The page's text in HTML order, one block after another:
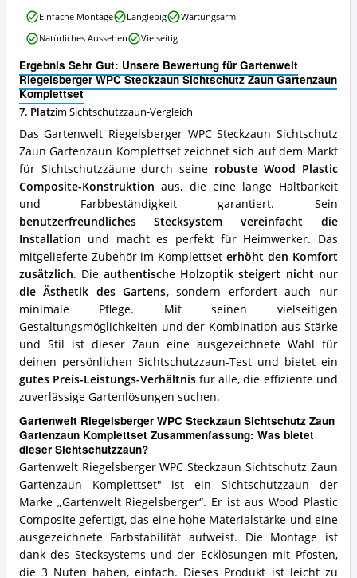
dieser
Sichtschutzzaun
erhältlich?
Ergebnis Sehr Gut: Unsere Bewertung für Gartenwelt
Riegelsberger WPC Steckzaun Sichtschutz Zaun Gartenzaun
Komplettset
7. Platzim Sichtschutzzaun-Vergleich
Das Gartenwelt Riegelsberger WPC Steckzaun Sichtschutz
Zaun Gartenzaun Komplettset zeichnet sich auf dem Markt
für Sichtschutzzäune durch seine robuste Wood Plastic
Composite-Konstruktion aus, die eine lange Haltbarkeit
und Farbbeständigkeit garantiert. Sein
benutzerfreundliches Stecksystem vereinfacht die
Installation und macht es perfekt für Heimwerker. Das
mitgelieferte Zubehör im Komplettseterhöht den Komfort
zusätzlich. Dieauthentische Holzoptik steigert nicht nur
die Ästhetik des Gartens, sondern erfordert auch nur
minimale Pflege. Mit seinen vielseitigen
Gestaltungsmöglichkeiten und der Kombination aus Stärke
und Stil ist dieser Zaun eine ausgezeichnete Wahl für
deinen persönlichen Sichtschutzzaun-Test und bietet ein
gutes Preis-Leistungs-Verhältnisfür alle, die effiziente und
zuverlässige Gartenlösungen suchen.
Gartenwelt Riegelsberger WPC Steckzaun Sichtschutz Zaun
Gartenzaun Komplettset Zusammenfassung: Was bietet
dieser Sichtschutzzaun?
Gartenwelt Riegelsberger WPC Steckzaun Sichtschutz Zaun
Gartenzaun Komplettset" ist ein Sichtschutzzaun der
Marke „Gartenwelt Riegelsberger“. Er ist aus Wood Plastic
Composite gefertigt, das eine hohe Materialstärke und eine
ausgezeichnete Farbstabilität aufweist. Die Montage ist
dank des Stecksystems und der Ecklösungen mit Pfosten,
die 3 Nuten haben, einfach. Dieses Produkt ist leicht zu
Gartenwelt
Riegelsberger
WPC
Sichtschutz
Zaun
Gartenzaun
Komplettset
Vorteile:
Was
spricht
für
diesen
Sichtschutzzaun?
Einfache Montage Langlebig
Wartungsarm
Natürliches Aussehen
Vielseitig